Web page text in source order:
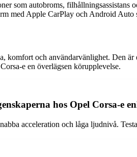
som autobroms,
med Apple CarPlay och Android
komfort och användarvänlighet. Den
e en överlägsen körupplevelse.
hos Opel Corsa-e
acceleration och låga ljudnivå.